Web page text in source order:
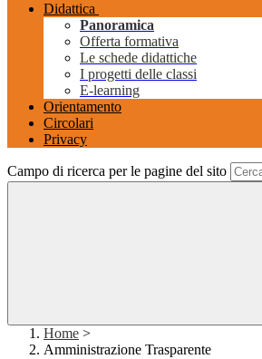
Didattica
Panoramica
Offerta formativa
Le schede didattiche
I progetti delle classi
E-learning
Orientamento
Circolari
Privacy
Campo di ricerca per le pagine del sito
Home >
Amministrazione Trasparente